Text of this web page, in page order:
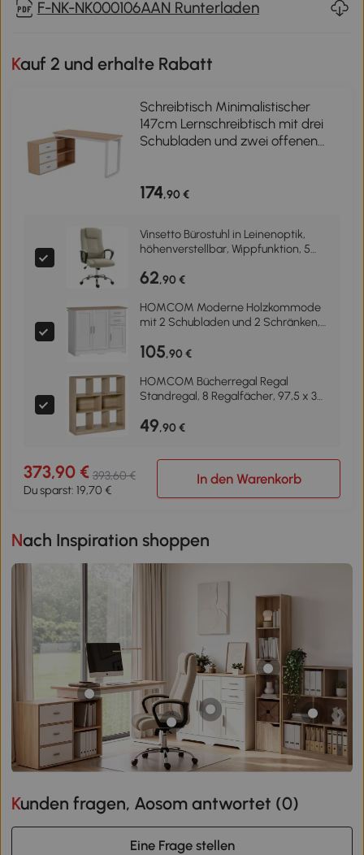
F-NK-NK000106AAN Runterladen
Kauf 2 und erhalte Rabatt
Schreibtisch Minimalistischer
147cm Lernschreibtisch mit drei
Schubladen und zwei offenen
174,90 €
Vinsetto Bürostuhl in Leinenoptik,
höhenverstellbar, Wippfunktion, 5
62,90 €
HOMCOM Moderne Holzkommode
mit 2 Schubladen und 2 Schränken,
105,90 €
HOMCOM Bücherregal Regal
Standregal, 8 Regalfächer, 97,5 x 30
49,90 €
373,90 € 393,60 €
Du sparst: 19,70 €
In den Warenkorb
Nach Inspiration shoppen
Kunden fragen, Aosom antwortet (0)
Eine Frage stellen